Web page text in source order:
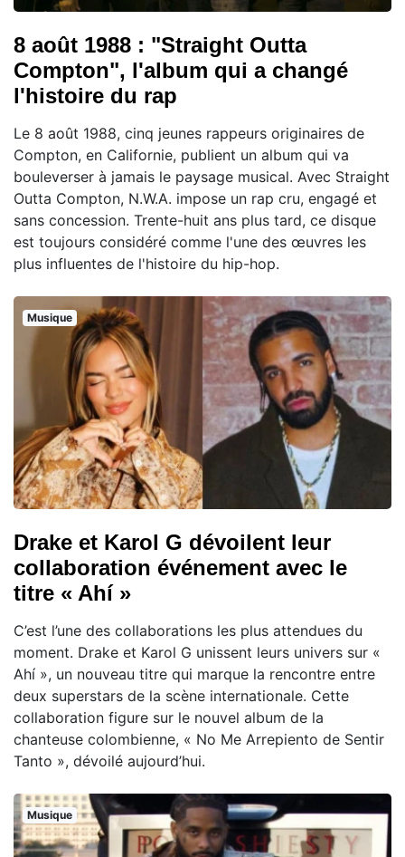
8 août 1988 : "Straight Outta
Compton", l'album qui a changé
l'histoire du rap
Le 8 août 1988, cinq jeunes rappeurs originaires de
Compton, en Californie, publient un album qui va
bouleverser à jamais le paysage musical. Avec Straight
Outta Compton, N.W.A. impose un rap cru, engagé et
sans concession. Trente-huit ans plus tard, ce disque
est toujours considéré comme l'une des œuvres les
plus influentes de l'histoire du hip-hop.
Musique
Drake et Karol G dévoilent leur
collaboration événement avec le
titre « Ahí »
C’est l’une des collaborations les plus attendues du
moment. Drake et Karol G unissent leurs univers sur «
Ahí », un nouveau titre qui marque la rencontre entre
deux superstars de la scène internationale. Cette
collaboration figure sur le nouvel album de la
chanteuse colombienne, « No Me Arrepiento de Sentir
Tanto », dévoilé aujourd’hui.
Musique